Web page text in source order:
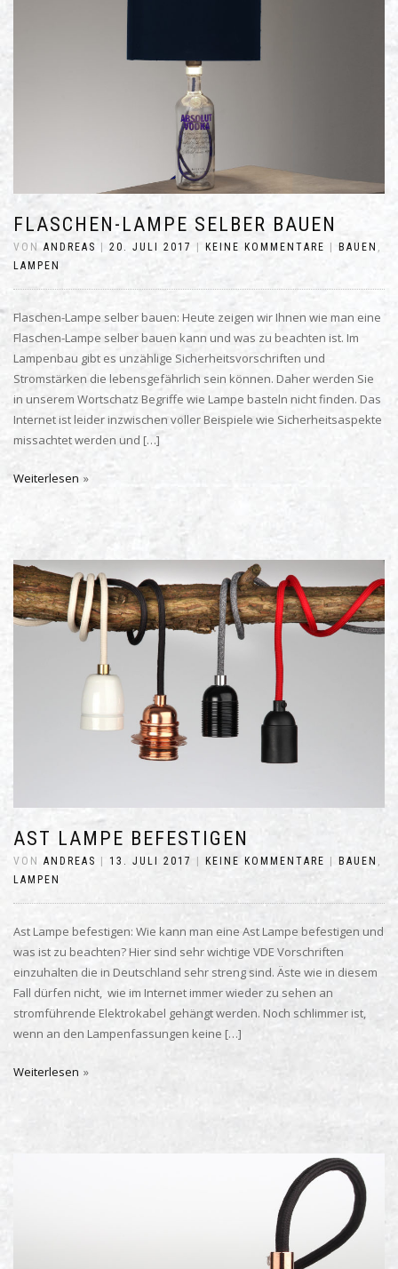
FLASCHEN-LAMPE SELBER BAUEN
VONANDREAS 20. JULI 2017 KEINE KOMMENTARE BAUEN ,
LAMPEN
Flaschen-Lampe selber bauen: Heute zeigen wir Ihnen wie man eine
Flaschen-Lampe selber bauen kann und was zu beachten ist. Im
Lampenbau gibt es unzählige Sicherheitsvorschriften und
Stromstärken die lebensgefährlich sein können. Daher werden Sie
in unserem Wortschatz Begriffe wie Lampe basteln nicht finden. Das
Internet ist leider inzwischen voller Beispiele wie Sicherheitsaspekte
missachtet werden und […]
Weiterlesen
AST LAMPE BEFESTIGEN
VON ANDREAS 13. JULI 2017 KEINE KOMMENTARE BAUEN ,
LAMPEN
Ast Lampe befestigen: Wie kann man eine Ast Lampe befestigen und
was ist zu beachten? Hier sind sehr wichtige VDE Vorschriften
einzuhalten die in Deutschland sehr streng sind. Äste wie in diesem
Fall dürfen nicht, wie im Internet immer wieder zu sehen an
stromführende Elektrokabel gehängt werden. Noch schlimmer ist,
wenn an den Lampenfassungen keine […]
Weiterlesen